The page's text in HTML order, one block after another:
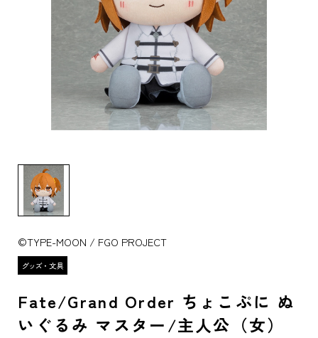
©TYPE-MOON / FGO PROJECT
Fate/Grand Order ちょこぷに ぬ
いぐるみ マスター/主人公（女）